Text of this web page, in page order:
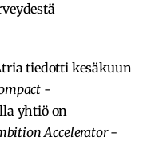
tiedotti kesäkuun
-
yhtiö on
Accelerator-